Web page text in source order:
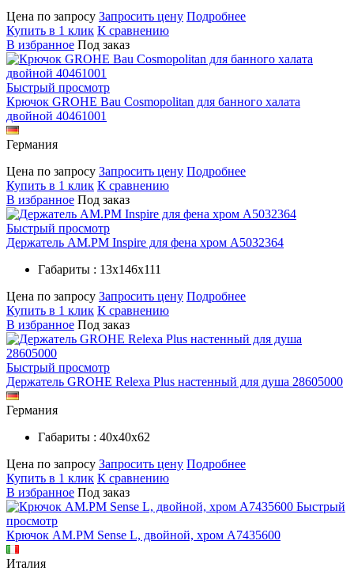
Цена по запросу Запросить цену Подробнее
Купить в 1 клик К сравнению
В избранное Под заказ
Быстрый просмотр
Крючок GROHE Bau Cosmopolitan для банного халата
двойной 40461001
Германия
Цена по запросу Запросить цену Подробнее
Купить в 1 клик К сравнению
В избранное Под заказ
Быстрый просмотр
Держатель AM.PM Inspire для фена хром A5032364
Габариты : 13х146х111
Цена по запросу Запросить цену Подробнее
Купить в 1 клик К сравнению
В избранное Под заказ
Быстрый просмотр
Держатель GROHE Relexa Plus настенный для душа 28605000
Германия
Габариты : 40х40х62
Цена по запросу Запросить цену Подробнее
Купить в 1 клик К сравнению
В избранное Под заказ
Быстрый
просмотр
Крючок AM.PM Sense L, двойной, хром A7435600
Италия